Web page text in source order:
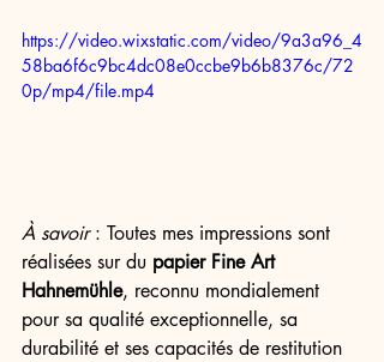
https://video.wixstatic.com/video/9a3a96_4
58ba6f6c9bc4dc08e0ccbe9b6b8376c/72
0p/mp4/file.mp4
À savoir : Toutes mes impressions sont
réalisées sur du papier Fine Art
Hahnemühle, reconnu mondialement
pour sa qualité exceptionnelle, sa
durabilité et ses capacités de restitution